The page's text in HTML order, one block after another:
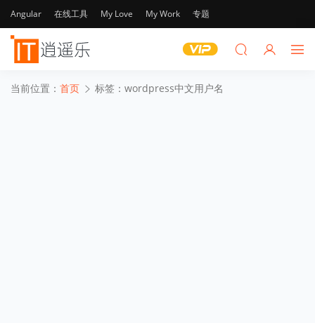
Angular 在线工具 My Love My Work 专题
当前位置： 首页 标签：wordpress中文用户名